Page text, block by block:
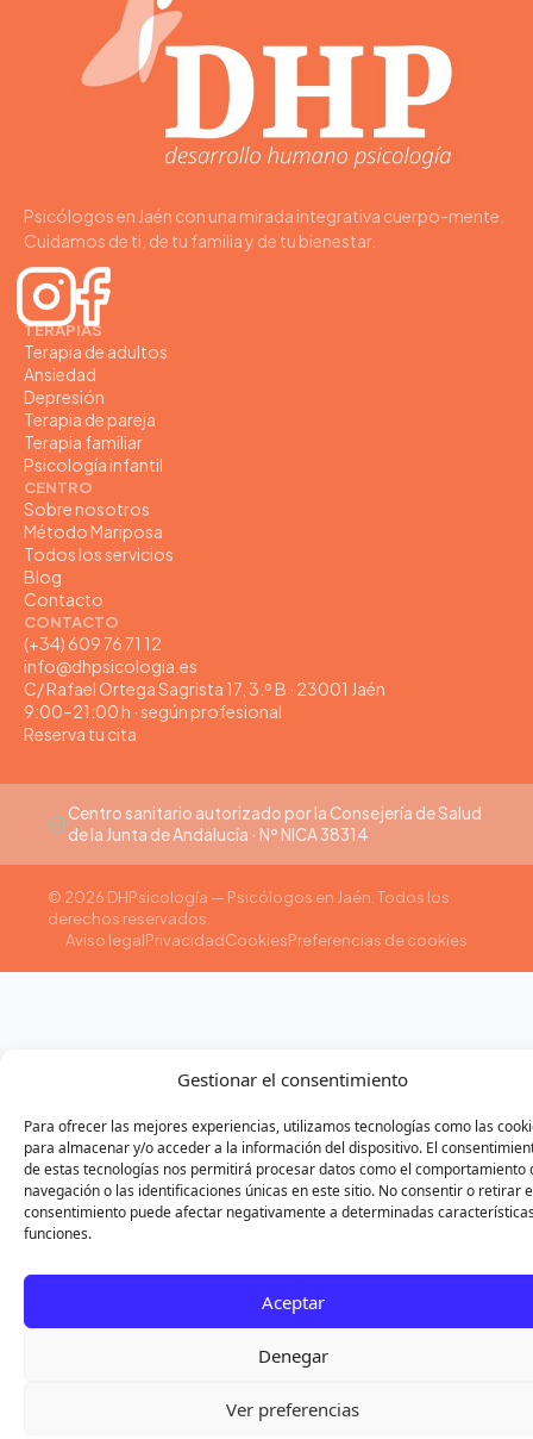
Gestionar el consentimiento
Para ofrecer las mejores experiencias, utilizamos tecnologías como las
para almacenar y/o acceder a la información del dispositivo. El
de estas tecnologías nos permitirá procesar datos como el comportamiento
navegación o las identificaciones únicas en este sitio. No consentir o retirar
consentimiento puede afectar negativamente a determinadas
funciones.
Aceptar
Denegar
Ver preferencias
Psicólogos en Jaén con una mirada integrativa cuerpo-mente.
Cuidamos de ti, de tu familia y de tu bienestar.
TERAPIAS
Terapia de adultos
Ansiedad
Depresión
Terapia de pareja
Terapia familiar
Psicología infantil
CENTRO
Sobre nosotros
Método Mariposa
Todos los servicios
Blog
Contacto
CONTACTO
(+34) 609 76 71 12
info@dhpsicologia.es
C/ Rafael Ortega Sagrista 17, 3.º B · 23001 Jaén
9:00–21:00 h · según profesional
Reserva tu cita
Centro sanitario autorizado por la Consejería de Salud
de la Junta de Andalucía · Nº NICA 38314
© 2026 DHPsicología — Psicólogos en Jaén. Todos los
derechos reservados.
Aviso legalPrivacidadCookiesPreferencias de cookies
Primera cita sin compromiso · sesión 65 €